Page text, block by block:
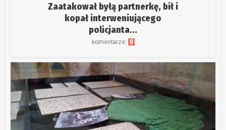
Zaatakował byłą partnerkę, bił i
kopał interweniującego
policjanta...
komentarze: 8